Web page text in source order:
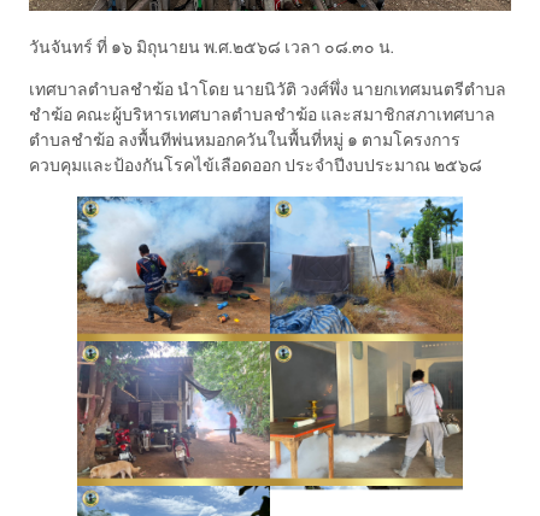
วันจันทร์ ที่ ๑๖ มิถุนายน พ.ศ.๒๕๖๘ เวลา ๐๘.๓๐ น.
เทศบาลตำบลชำฆ้อ นำโดย นายนิวัติ วงศ์พึ่ง นายกเทศมนตรีตำบล
ชำฆ้อ คณะผู้บริหารเทศบาลตำบลชำฆ้อ และสมาชิกสภาเทศบาล
ตำบลชำฆ้อ ลงพื้นทีพ่นหมอกควันในพื้นที่หมู่ ๑ ตามโครงการ
ควบคุมและป้องกันโรคไข้เลือดออก ประจำปีงบประมาณ ๒๕๖๘